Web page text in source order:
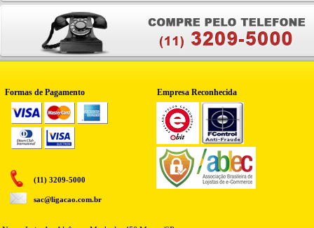
Formas de Pagamento Empresa Reconhecida
(11) 3209-5000
sac@ligacao.com.br